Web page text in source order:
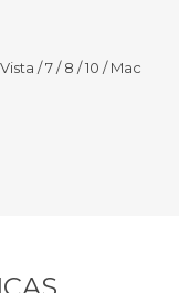
/ 7 / 8 / 10 / Mac